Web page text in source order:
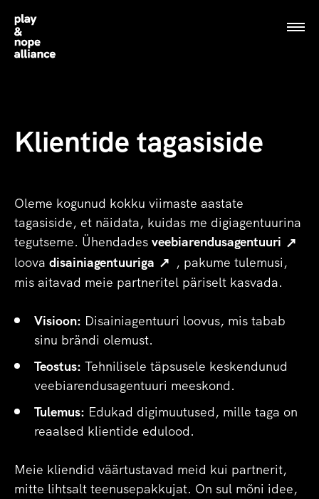
Play and Nope alliance logo
Play and Nope alliance logo
Klientide tagasiside
Oleme kogunud kokku viimaste aastate
tagasiside, et näidata, kuidas me digiagentuurina
tegutseme. Ühendades veebiarendusagentuuri
loova disainiagentuuriga
, pakume tulemusi,
mis aitavad meie partneritel päriselt kasvada.
Visioon: Disainiagentuuri loovus, mis tabab
sinu brändi olemust.
Teostus: Tehnilisele täpsusele keskendunud
veebiarendusagentuuri meeskond.
Tulemus: Edukad digimuutused, mille taga on
reaalsed klientide edulood.
Meie kliendid väärtustavad meid kui partnerit,
mitte lihtsalt teenusepakkujat. On sul mõni idee,